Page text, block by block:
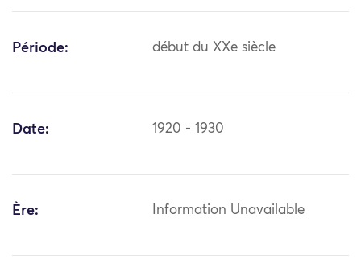
Période: début du XXe siècle
Date: 1920 - 1930
Ère: Information Unavailable